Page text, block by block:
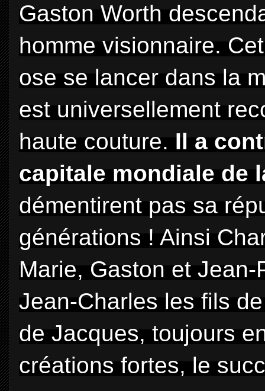
Gaston Worth
homme visionnaire.
ose se lancer dans la
est universellement
haute couture. Il a
capitale mondiale de
démentirent pas sa
générations ! Ainsi
Marie, Gaston et
Jean-Charles les fils
de Jacques, toujours
créations fortes, le